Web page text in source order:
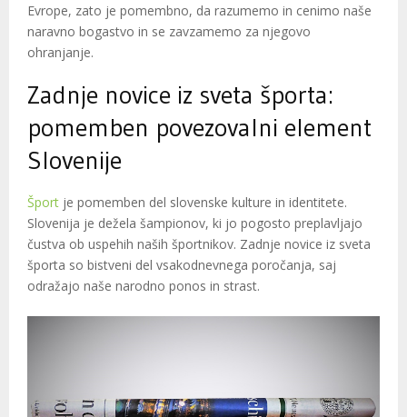
Evrope, zato je pomembno, da razumemo in cenimo naše
naravno bogastvo in se zavzamemo za njegovo
ohranjanje.
Zadnje novice iz sveta športa:
pomemben povezovalni element
Slovenije
Šport je pomemben del slovenske kulture in identitete.
Slovenija je dežela šampionov, ki jo pogosto preplavljajo
čustva ob uspehih naših športnikov. Zadnje novice iz sveta
športa so bistveni del vsakodnevnega poročanja, saj
odražajo naše narodno ponos in strast.